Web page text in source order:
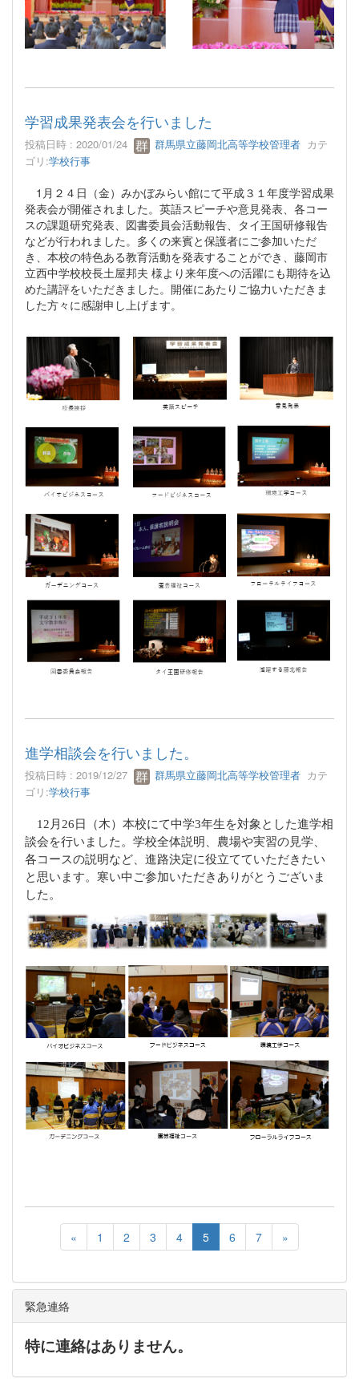
学習成果発表会を行いました
投稿日時 : 2020/01/24 群馬県立藤岡北高等学校管理者 カテ
ゴリ:学校行事
1 月２４日（金）みかぼみらい館にて平成３１年度学習成果
発表会が開催されました。英語スピーチや意見発表、各コー
スの課題研究発表、図書委員会活動報告、タイ王国研修報告
などが行われました。多くの来賓と保護者にご参加いただ
き、本校の特色ある教育活動を発表することができ、藤岡市
立西中学校校長土屋邦夫 様より来年度への活躍にも期待を込
めた講評をいただきました。開催にあたりご協力いただきま
した方々に感謝申し上げます。
進学相談会を行いました。
投稿日時 : 2019/12/27 群馬県立藤岡北高等学校管理者 カテ
ゴリ:学校行事
12 月 26 日（木）本校にて中学3年生を対象とした進学相
談会を行いました。学校全体説明、農場や実習の見学、
各コースの説明など、進路決定に役立てていただきたい
と思います。寒い中ご参加いただきありがとうございま
した。
« 1 2 3 4 5 6 7 »
緊急連絡
特に連絡はありません。